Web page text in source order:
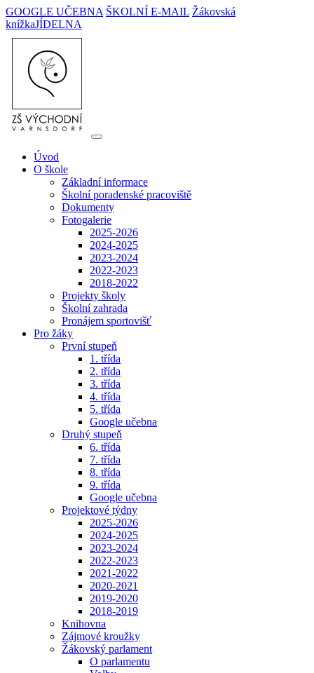
GOOGLE UČEBNA ŠKOLNÍ E-MAIL Žákovská
knížkaJÍDELNA
Úvod
O škole
Základní informace
Školní poradenské pracoviště
Dokumenty
Fotogalerie
2025-2026
2024-2025
2023-2024
2022-2023
2018-2022
Projekty školy
Školní zahrada
Pronájem sportovišť
Pro žáky
První stupeň
1. třída
2. třída
3. třída
4. třída
5. třída
Google učebna
Druhý stupeň
6. třída
7. třída
8. třída
9. třída
Google učebna
Projektové týdny
2025-2026
2024-2025
2023-2024
2022-2023
2021-2022
2020-2021
2019-2020
2018-2019
Knihovna
Zájmové kroužky
Žákovský parlament
O parlamentu